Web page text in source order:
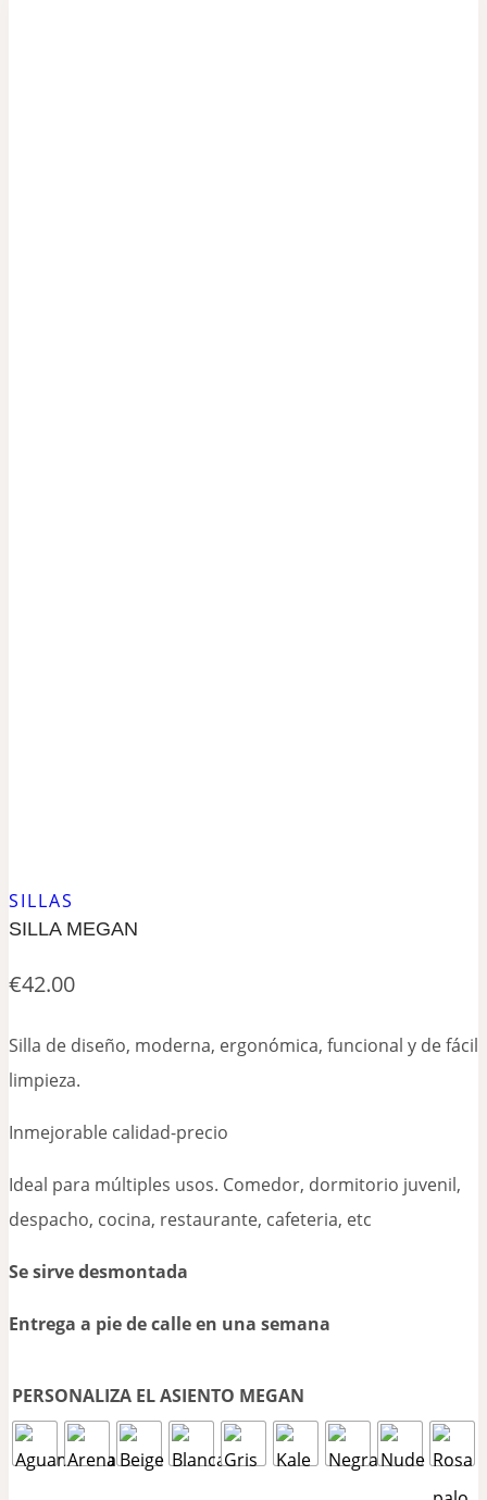
SILLAS
SILLA MEGAN
€42.00
Silla de diseño, moderna, ergonómica, funcional y de fácil
limpieza.
Inmejorable calidad-precio
Ideal para múltiples usos. Comedor, dormitorio juvenil,
despacho, cocina, restaurante, cafeteria, etc
Se sirve desmontada
Entrega a pie de calle en una semana
PERSONALIZA EL ASIENTO MEGAN